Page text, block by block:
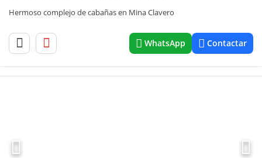
Hermoso complejo de cabañas en Mina Clavero
WhatsApp Contactar